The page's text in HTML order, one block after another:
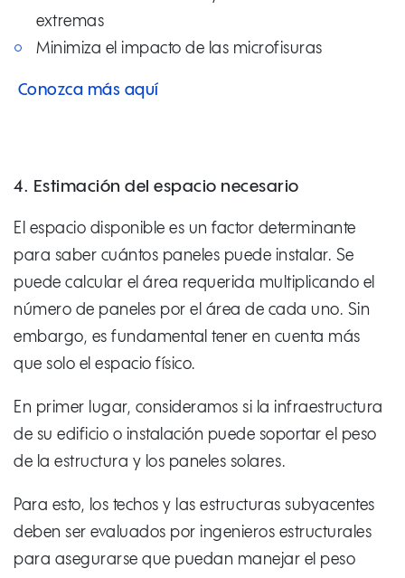
extremas
Minimiza el impacto de las microfisuras
Conozca más aquí
4. Estimación del espacio necesario
El espacio disponible es un factor determinante
para saber cuántos paneles puede instalar. Se
puede calcular el área requerida multiplicando el
número de paneles por el área de cada uno. Sin
embargo, es fundamental tener en cuenta más
que solo el espacio físico.
En primer lugar, consideramos si la infraestructura
de su edificio o instalación puede soportar el peso
de la estructura y los paneles solares.
Para esto, los techos y las estructuras subyacentes
deben ser evaluados por ingenieros estructurales
para asegurarse que puedan manejar el peso